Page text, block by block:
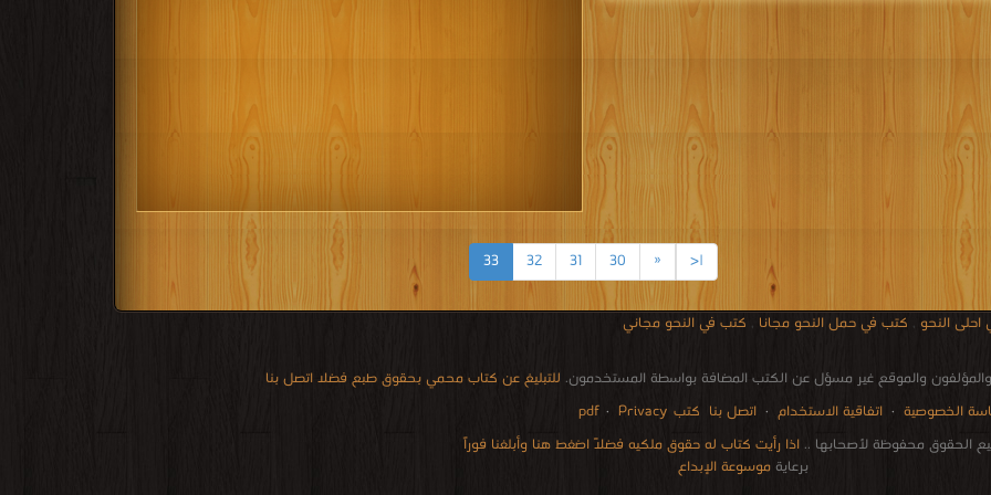
|<
«
30
31
32
33
النحو , كتب في حمل النحو مجانا , كتب في النحو مجاني
والموقع غير مسؤل عن الكتب المضافة بواسطة المستخدمون. للتبليغ عن كتاب محمي بحقوق طبع فضلا اتصل بنا
الخصوصية · اتفاقية الاستخدام · اتصل بنا كتب pdf · Privacy
الحقوق محفوظة لأصحابها ..اذا رأيت كتاب له حقوق ملكيه فضلاً اضغط هنا وأبلغنا فوراً
برعاية موسوعة الإبداع